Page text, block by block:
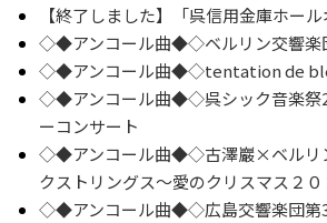
【終了しました】「呉信用金庫ホール
◇◆アンコール曲◆◇ベルリン交響楽
◇◆アンコール曲◆◇tentation de
◇◆アンコール曲◆◇呉シック音楽祭
ーコンサート
◇◆アンコール曲◆◇古澤巖×ベルリ
クストリングス～愛のクリスマス２
◇◆アンコール曲◆◇広島交響楽団第